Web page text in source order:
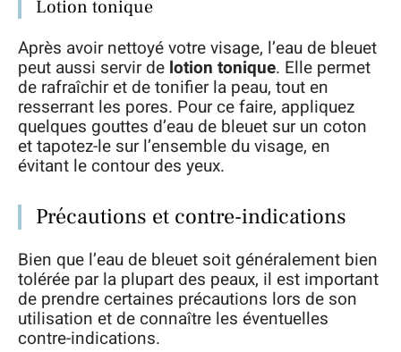
Lotion tonique
Après avoir nettoyé votre visage, l’eau de bleuet
peut aussi servir de lotion tonique. Elle permet
de rafraîchir et de tonifier la peau, tout en
resserrant les pores. Pour ce faire, appliquez
quelques gouttes d’eau de bleuet sur un coton
et tapotez-le sur l’ensemble du visage, en
évitant le contour des yeux.
Précautions et contre-indications
Bien que l’eau de bleuet soit généralement bien
tolérée par la plupart des peaux, il est important
de prendre certaines précautions lors de son
utilisation et de connaître les éventuelles
contre-indications.